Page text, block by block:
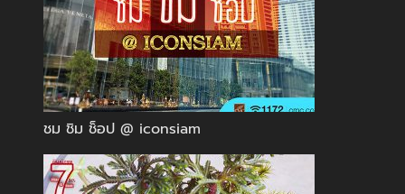
ชม ชิม ช็อป @ iconsiam